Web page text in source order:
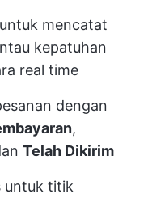
mencatat
kepatuhan
real time
dengan
,
Telah Dikirim
untuk titik